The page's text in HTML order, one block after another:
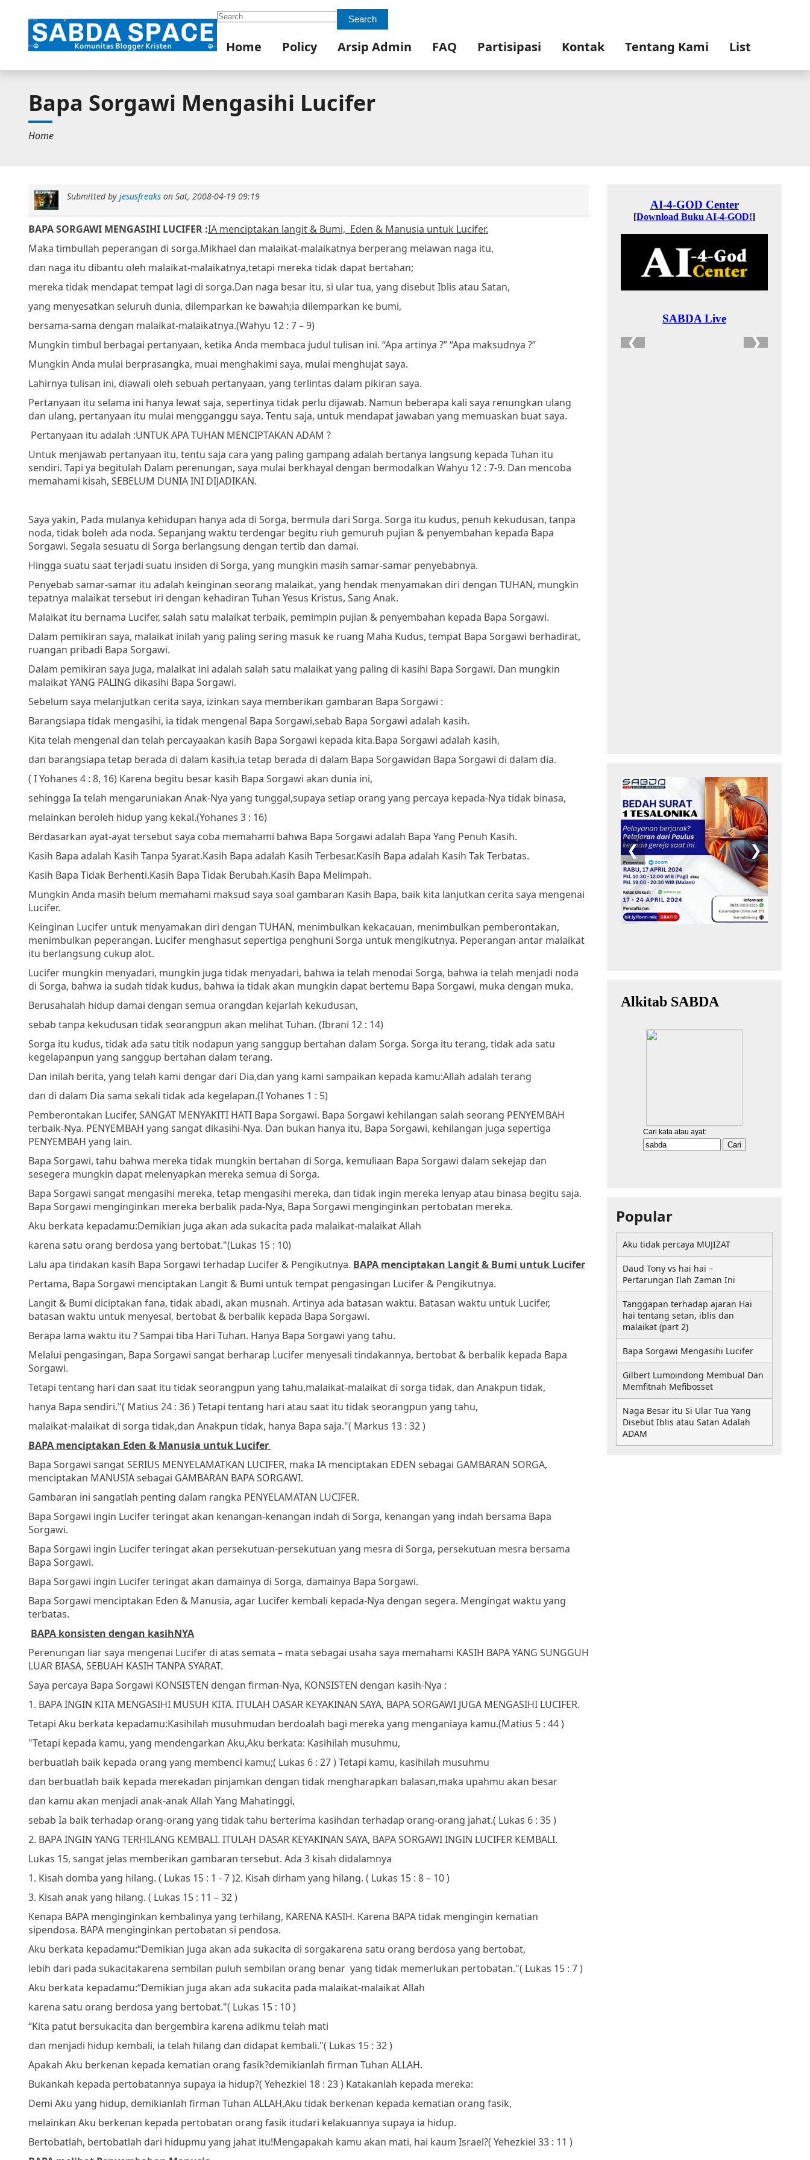
Search Search
Home Policy Arsip Admin FAQ Partisipasi Kontak Tentang Kami List
Bapa Sorgawi Mengasihi Lucifer
Home
Submitted by jesusfreaks on Sat, 2008-04-19 09:19
BAPA SORGAWI MENGASIHI LUCIFER :IA menciptakan langit & Bumi, Eden & Manusia untuk Lucifer.
Maka timbullah peperangan di sorga.Mikhael dan malaikat-malaikatnya berperang melawan naga itu,
dan naga itu dibantu oleh malaikat-malaikatnya,tetapi mereka tidak dapat bertahan;
mereka tidak mendapat tempat lagi di sorga.Dan naga besar itu, si ular tua, yang disebut Iblis atau Satan,
yang menyesatkan seluruh dunia, dilemparkan ke bawah;ia dilemparkan ke bumi,
bersama-sama dengan malaikat-malaikatnya.(Wahyu 12 : 7 – 9)
Mungkin timbul berbagai pertanyaan, ketika Anda membaca judul tulisan ini. “Apa artinya ?”“Apa maksudnya ?”
Mungkin Anda mulai berprasangka, muai menghakimi saya, mulai menghujat saya.
Lahirnya tulisan ini, diawali oleh sebuah pertanyaan, yang terlintas dalam pikiran saya.
Pertanyaan itu selama ini hanya lewat saja, sepertinya tidak perlu dijawab. Namun beberapa kali saya renungkan ulang
dan ulang, pertanyaan itu mulai mengganggu saya. Tentu saja, untuk mendapat jawaban yang memuaskan buat saya.
Pertanyaan itu adalah :UNTUK APA TUHAN MENCIPTAKAN ADAM ?
Untuk menjawab pertanyaan itu, tentu saja cara yang paling gampang adalah bertanya langsung kepada Tuhan itu
sendiri. Tapi ya begitulah Dalam perenungan, saya mulai berkhayal dengan bermodalkan Wahyu 12 : 7-9. Dan mencoba
memahami kisah, SEBELUM DUNIA INI DIJADIKAN.
Saya yakin, Pada mulanya kehidupan hanya ada di Sorga, bermula dari Sorga. Sorga itu kudus, penuh kekudusan, tanpa
noda, tidak boleh ada noda. Sepanjang waktu terdengar begitu riuh gemuruh pujian & penyembahan kepada Bapa
Sorgawi. Segala sesuatu di Sorga berlangsung dengan tertib dan damai.
Hingga suatu saat terjadi suatu insiden di Sorga, yang mungkin masih samar-samar penyebabnya.
Penyebab samar-samar itu adalah keinginan seorang malaikat, yang hendak menyamakan diri dengan TUHAN, mungkin
tepatnya malaikat tersebut iri dengan kehadiran Tuhan Yesus Kristus, Sang Anak.
Malaikat itu bernama Lucifer, salah satu malaikat terbaik, pemimpin pujian & penyembahan kepada Bapa Sorgawi.
Dalam pemikiran saya, malaikat inilah yang paling sering masuk ke ruang Maha Kudus, tempat Bapa Sorgawi berhadirat,
ruangan pribadi Bapa Sorgawi.
Dalam pemikiran saya juga, malaikat ini adalah salah satu malaikat yang paling di kasihi Bapa Sorgawi. Dan mungkin
malaikat YANG PALING dikasihi Bapa Sorgawi.
Sebelum saya melanjutkan cerita saya, izinkan saya memberikan gambaran Bapa Sorgawi :
Barangsiapa tidak mengasihi, ia tidak mengenal Bapa Sorgawi,sebab Bapa Sorgawi adalah kasih.
Kita telah mengenal dan telah percayaakan kasih Bapa Sorgawi kepada kita.Bapa Sorgawi adalah kasih,
dan barangsiapa tetap berada di dalam kasih,ia tetap berada di dalam Bapa Sorgawidan Bapa Sorgawi di dalam dia.
( I Yohanes 4 : 8, 16) Karena begitu besar kasih Bapa Sorgawi akan dunia ini,
sehingga Ia telah mengaruniakan Anak-Nya yang tunggal,supaya setiap orang yang percaya kepada-Nya tidak binasa,
melainkan beroleh hidup yang kekal.(Yohanes 3 : 16)
Berdasarkan ayat-ayat tersebut saya coba memahami bahwa Bapa Sorgawi adalah Bapa Yang Penuh Kasih.
Kasih Bapa adalah Kasih Tanpa Syarat.Kasih Bapa adalah Kasih Terbesar.Kasih Bapa adalah Kasih Tak Terbatas.
Kasih Bapa Tidak Berhenti.Kasih Bapa Tidak Berubah.Kasih Bapa Melimpah.
Mungkin Anda masih belum memahami maksud saya soal gambaran Kasih Bapa, baik kita lanjutkan cerita saya mengenai
Lucifer.
Keinginan Lucifer untuk menyamakan diri dengan TUHAN, menimbulkan kekacauan, menimbulkan pemberontakan,
menimbulkan peperangan. Lucifer menghasut sepertiga penghuni Sorga untuk mengikutnya. Peperangan antar malaikat
itu berlangsung cukup alot.
Lucifer mungkin menyadari, mungkin juga tidak menyadari, bahwa ia telah menodai Sorga, bahwa ia telah menjadi noda
di Sorga, bahwa ia sudah tidak kudus, bahwa ia tidak akan mungkin dapat bertemu Bapa Sorgawi, muka dengan muka.
Berusahalah hidup damai dengan semua orangdan kejarlah kekudusan,
sebab tanpa kekudusan tidak seorangpun akan melihat Tuhan. (Ibrani 12 : 14)
Sorga itu kudus, tidak ada satu titik nodapun yang sanggup bertahan dalam Sorga. Sorga itu terang, tidak ada satu
kegelapanpun yang sanggup bertahan dalam terang.
Dan inilah berita, yang telah kami dengar dari Dia,dan yang kami sampaikan kepada kamu:Allah adalah terang
dan di dalam Dia sama sekali tidak ada kegelapan.(I Yohanes 1 : 5)
Pemberontakan Lucifer, SANGAT MENYAKITI HATI Bapa Sorgawi. Bapa Sorgawi kehilangan salah seorang PENYEMBAH
terbaik-Nya. PENYEMBAH yang sangat dikasihi-Nya. Dan bukan hanya itu, Bapa Sorgawi, kehilangan juga sepertiga
PENYEMBAH yang lain.
Bapa Sorgawi, tahu bahwa mereka tidak mungkin bertahan di Sorga, kemuliaan Bapa Sorgawi dalam sekejap dan
sesegera mungkin dapat melenyapkan mereka semua di Sorga.
Bapa Sorgawi sangat mengasihi mereka, tetap mengasihi mereka, dan tidak ingin mereka lenyap atau binasa begitu saja.
Bapa Sorgawi menginginkan mereka berbalik pada-Nya, Bapa Sorgawi menginginkan pertobatan mereka.
Aku berkata kepadamu:Demikian juga akan ada sukacita pada malaikat-malaikat Allah
karena satu orang berdosa yang bertobat."(Lukas 15 : 10)
Lalu apa tindakan kasih Bapa Sorgawi terhadap Lucifer & Pengikutnya. BAPA menciptakan Langit & Bumi untuk Lucifer
Pertama, Bapa Sorgawi menciptakan Langit & Bumi untuk tempat pengasingan Lucifer & Pengikutnya.
Langit & Bumi diciptakan fana, tidak abadi, akan musnah. Artinya ada batasan waktu. Batasan waktu untuk Lucifer,
batasan waktu untuk menyesal, bertobat & berbalik kepada Bapa Sorgawi.
Berapa lama waktu itu ? Sampai tiba Hari Tuhan. Hanya Bapa Sorgawi yang tahu.
Melalui pengasingan, Bapa Sorgawi sangat berharap Lucifer menyesali tindakannya, bertobat & berbalik kepada Bapa
Sorgawi.
Tetapi tentang hari dan saat itu tidak seorangpun yang tahu,malaikat-malaikat di sorga tidak, dan Anakpun tidak,
hanya Bapa sendiri."( Matius 24 : 36 )Tetapi tentang hari atau saat itu tidak seorangpun yang tahu,
malaikat-malaikat di sorga tidak,dan Anakpun tidak, hanya Bapa saja."( Markus 13 : 32 )
BAPA menciptakan Eden & Manusia untuk Lucifer
Bapa Sorgawi sangat SERIUS MENYELAMATKAN LUCIFER, maka IA menciptakan EDEN sebagai GAMBARAN SORGA,
menciptakan MANUSIA sebagai GAMBARAN BAPA SORGAWI.
Gambaran ini sangatlah penting dalam rangka PENYELAMATAN LUCIFER.
Bapa Sorgawi ingin Lucifer teringat akan kenangan-kenangan indah di Sorga, kenangan yang indah bersama Bapa
Sorgawi.
Bapa Sorgawi ingin Lucifer teringat akan persekutuan-persekutuan yang mesra di Sorga, persekutuan mesra bersama
Bapa Sorgawi.
Bapa Sorgawi ingin Lucifer teringat akan damainya di Sorga, damainya Bapa Sorgawi.
Bapa Sorgawi menciptakan Eden & Manusia, agar Lucifer kembali kepada-Nya dengan segera. Mengingat waktu yang
terbatas.
BAPA konsisten dengan kasihNYA
Perenungan liar saya mengenai Lucifer di atas semata – mata sebagai usaha saya memahami KASIH BAPA YANG SUNGGUH
LUAR BIASA, SEBUAH KASIH TANPA SYARAT.
Saya percaya Bapa Sorgawi KONSISTEN dengan firman-Nya, KONSISTEN dengan kasih-Nya :
1. BAPA INGIN KITA MENGASIHI MUSUH KITA. ITULAH DASAR KEYAKINAN SAYA, BAPA SORGAWI JUGA MENGASIHI LUCIFER.
Tetapi Aku berkata kepadamu:Kasihilah musuhmudan berdoalah bagi mereka yang menganiaya kamu.(Matius 5 : 44 )
"Tetapi kepada kamu, yang mendengarkan Aku,Aku berkata: Kasihilah musuhmu,
berbuatlah baik kepada orang yang membenci kamu;( Lukas 6 : 27 )Tetapi kamu, kasihilah musuhmu
dan berbuatlah baik kepada merekadan pinjamkan dengan tidak mengharapkan balasan,maka upahmu akan besar
dan kamu akan menjadi anak-anak Allah Yang Mahatinggi,
sebab Ia baik terhadap orang-orang yang tidak tahu berterima kasihdan terhadap orang-orang jahat.( Lukas 6 : 35 )
2. BAPA INGIN YANG TERHILANG KEMBALI. ITULAH DASAR KEYAKINAN SAYA, BAPA SORGAWI INGIN LUCIFER KEMBALI.
Lukas 15, sangat jelas memberikan gambaran tersebut. Ada 3 kisah didalamnya
1. Kisah domba yang hilang. ( Lukas 15 : 1 - 7 )2. Kisah dirham yang hilang. ( Lukas 15 : 8 – 10 )
3. Kisah anak yang hilang. ( Lukas 15 : 11 – 32 )
Kenapa BAPA menginginkan kembalinya yang terhilang, KARENA KASIH. Karena BAPA tidak mengingin kematian
sipendosa. BAPA menginginkan pertobatan si pendosa.
Aku berkata kepadamu:“Demikian juga akan ada sukacita di sorgakarena satu orang berdosa yang bertobat,
lebih dari pada sukacitakarena sembilan puluh sembilan orang benar yang tidak memerlukan pertobatan."( Lukas 15 : 7 )
Aku berkata kepadamu:“Demikian juga akan ada sukacita pada malaikat-malaikat Allah
karena satu orang berdosa yang bertobat."( Lukas 15 : 10 )
“Kita patut bersukacita dan bergembira karena adikmu telah mati
dan menjadi hidup kembali, ia telah hilang dan didapat kembali."( Lukas 15 : 32 )
Apakah Aku berkenan kepada kematian orang fasik?demikianlah firman Tuhan ALLAH.
Bukankah kepada pertobatannya supaya ia hidup?( Yehezkiel 18 : 23 ) Katakanlah kepada mereka:
Demi Aku yang hidup, demikianlah firman Tuhan ALLAH,Aku tidak berkenan kepada kematian orang fasik,
melainkan Aku berkenan kepada pertobatan orang fasik itudari kelakuannya supaya ia hidup.
Bertobatlah, bertobatlah dari hidupmu yang jahat itu!Mengapakah kamu akan mati, hai kaum Israel?( Yehezkiel 33 : 11 )
Popular
Aku tidak percaya MUJIZAT
Daud Tony vs hai hai –
Pertarungan Ilah Zaman Ini
Tanggapan terhadap ajaran Hai
hai tentang setan, iblis dan
malaikat (part 2)
Bapa Sorgawi Mengasihi Lucifer
Gilbert Lumoindong Membual Dan
Memfitnah Mefibosset
Naga Besar itu Si Ular Tua Yang
Disebut Iblis atau Satan Adalah
ADAM